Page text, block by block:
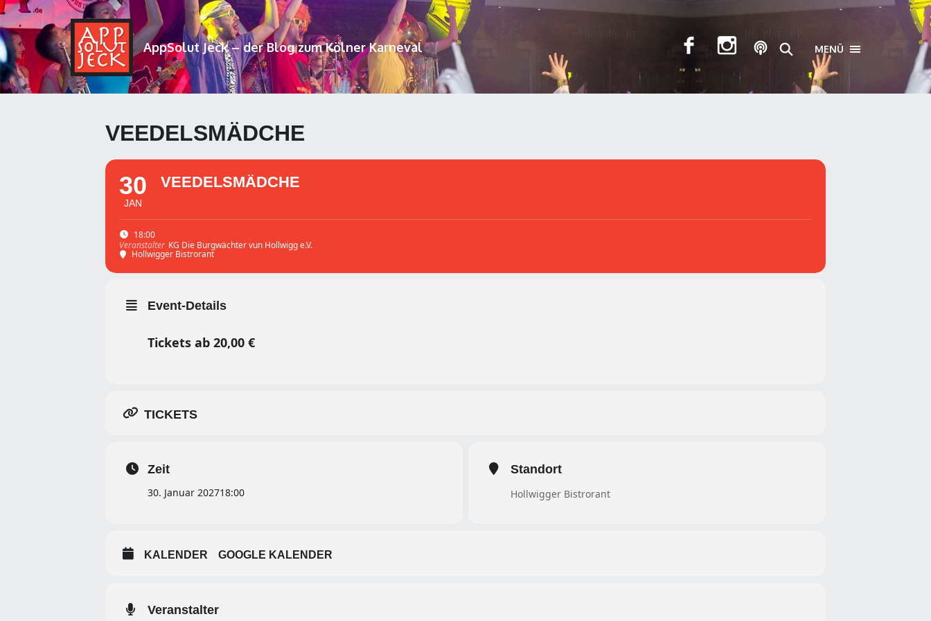
AppSolut Jeck – der Blog zum Kölner Karneval MENÜ TOGGLE
VEEDELSMÄDCHE
18:00
Veranstalter KG Die Burgwächter vun Hollwigg e.V.
Hollwigger Bistrorant
30
JAN
VEEDELSMÄDCHE
Event-Details
Tickets ab 20,00 €
TICKETS
Zeit
30. Januar 202718:00
Standort
Hollwigger Bistrorant
KALENDER GOOGLE KALENDER
Veranstalter